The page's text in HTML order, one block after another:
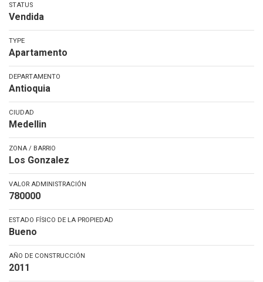
STATUS
Vendida
TYPE
Apartamento
DEPARTAMENTO
Antioquia
CIUDAD
Medellin
ZONA / BARRIO
Los Gonzalez
VALOR ADMINISTRACIÓN
780000
ESTADO FÍSICO DE LA PROPIEDAD
Bueno
AÑO DE CONSTRUCCIÓN
2011